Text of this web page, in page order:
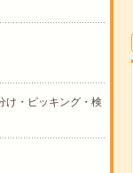
け・ピッキング・検